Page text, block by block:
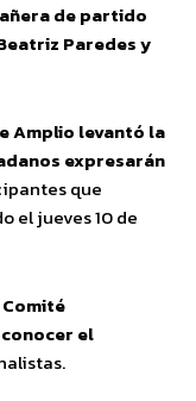
de partido
Paredes y
Amplio levantó la
expresarán
que
el jueves 10 de
el